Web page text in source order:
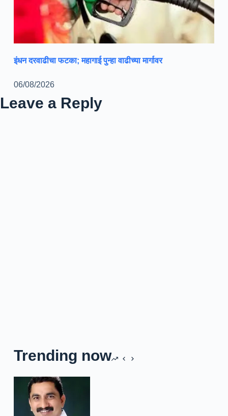
इंधन दरवाढीचा फटका; महागाई पुन्हा वाढीच्या मार्गावर
06/08/2026
Leave a Reply
Trending now